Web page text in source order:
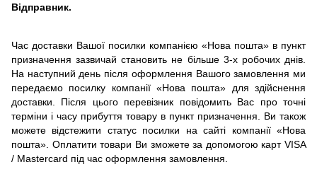
Відправник.
Час доставки Вашої посилки компанією «Нова пошта» в пункт
призначення зазвичай становить не більше 3-х робочих днів
На наступний день після оформлення Вашого замовлення ми
передаємо посилку компанії «Нова пошта» для здійснення
доставки
Після цього перевізник повідомить Вас
про точні
терміни і часу прибуття товару в пункт призначення Ви також
можете відстежити статус посилки на сайті компанії «Нова
пошта». Оплатити товари Ви зможете за допомогою карт VISA
/ Mastercard під час оформлення замовлення